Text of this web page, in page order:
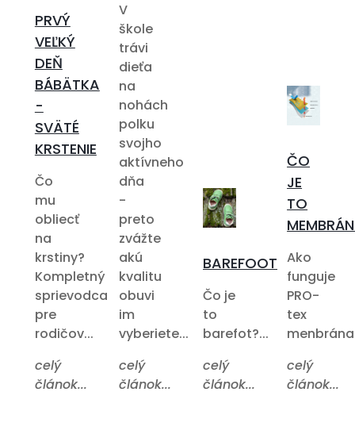
PRVÝ
VEĽKÝ
DEŇ
BÁBÄTKA
-
SVÄTÉ
KRSTENIE
Čo
mu
obliecť
na
krstiny?
Kompletný
sprievodca
pre
rodičov...
celý
článok...
V
škole
trávi
dieťa
na
nohách
polku
svojho
aktívneho
dňa
-
preto
zvážte
akú
kvalitu
obuvi
im
vyberiete...
celý
článok...
BAREFOOT
Čo je
to
barefot?...
celý
článok...
ČO
JE
TO
Ako
funguje
PRO-
tex
celý
článok...